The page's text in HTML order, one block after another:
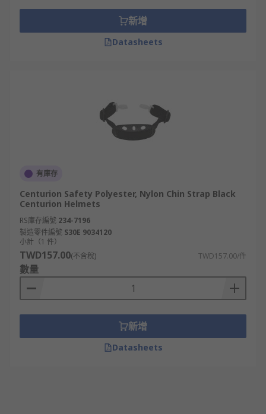
新增
Datasheets
有庫存
Centurion Safety Polyester, Nylon Chin Strap Black
Centurion Helmets
RS庫存編號 234-7196
製造零件編號 S30E 9034120
小計（1 件）
TWD157.00(不含稅) TWD157.00/件
數量
新增
Datasheets